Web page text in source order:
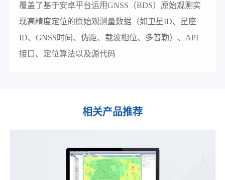
覆盖了基于安卓平台运用GNSS（BDS）原始观测实
现高精度定位的原始观测量数据（如卫星ID、星座
ID、GNSS时间、伪距、载波相位、多普勒）、API
接口、定位算法以及源代码
相关产品推荐